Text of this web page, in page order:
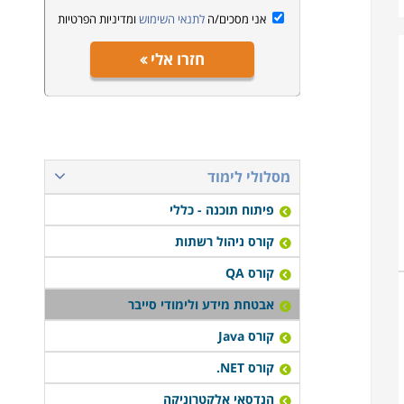
אני מסכים/הלתנאי השימוש ומדיניות הפרטיות
חזרו אלי
מסלולי לימוד
פיתוח תוכנה - כללי
קורס ניהול רשתות
קורס QA
אבטחת מידע ולימודי סייבר
קורס Java
קורס NET.
הנדסאי אלקטרוניקה